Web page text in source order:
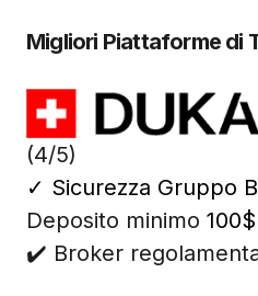
Migliori Piattaforme di
(4/5)
✓ Sicurezza Gruppo
Deposito minimo 100$
✔️ Broker